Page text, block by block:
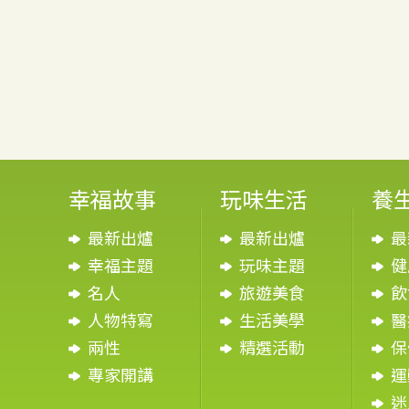
幸福故事
最新出爐
幸福主題
名人
人物特寫
兩性
專家開講
玩味生活
最新出爐
玩味主題
旅遊美食
生活美學
精選活動
養